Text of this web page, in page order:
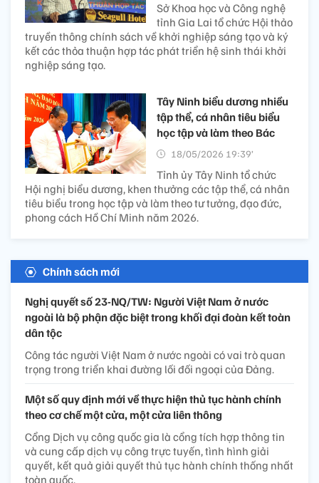
Sở Khoa học và Công nghệ
tỉnh Gia Lai tổ chức Hội thảo
truyền thông chính sách về khởi nghiệp sáng tạo và ký
kết các thỏa thuận hợp tác phát triển hệ sinh thái khởi
nghiệp sáng tạo.
Tây Ninh biểu dương nhiều
tập thể, cá nhân tiêu biểu
học tập và làm theo Bác
18/05/2026 19:39’
Tỉnh ủy Tây Ninh tổ chức
Hội nghị biểu dương, khen thưởng các tập thể, cá nhân
tiêu biểu trong học tập và làm theo tư tưởng, đạo đức,
phong cách Hồ Chí Minh năm 2026.
Chính sách mới
Nghị quyết số 23-NQ/TW: Người Việt Nam ở nước
ngoài là bộ phận đặc biệt trong khối đại đoàn kết toàn
dân tộc
Công tác người Việt Nam ở nước ngoài có vai trò quan
trọng trong triển khai đường lối đối ngoại của Đảng.
Một số quy định mới về thực hiện thủ tục hành chính
theo cơ chế một cửa, một cửa liên thông
Cổng Dịch vụ công quốc gia là cổng tích hợp thông tin
và cung cấp dịch vụ công trực tuyến, tình hình giải
quyết, kết quả giải quyết thủ tục hành chính thống nhất
toàn quốc.